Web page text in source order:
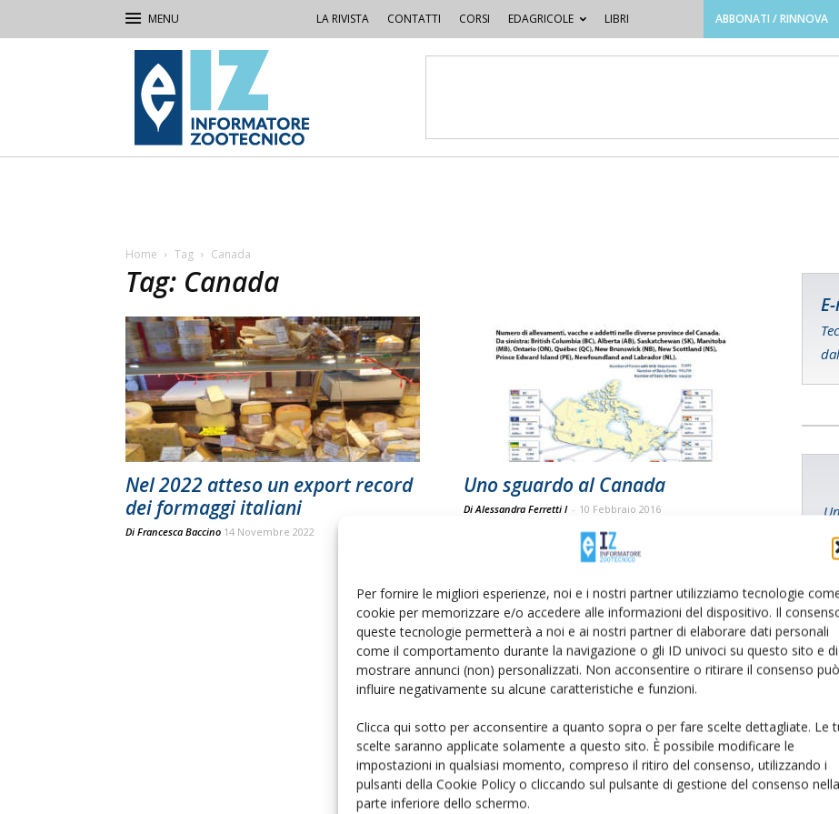
Per fornire le migliori esperienze, noi e i nostri partner utilizziamo tecnologie
cookie per memorizzare e/o accedere alle informazioni del dispositivo. Il
queste tecnologie permetterà a noi e ai nostri partner di elaborare dati personali
come il comportamento durante la navigazione o gli ID univoci su questo sito e di
mostrare annunci (non) personalizzati. Non acconsentire o ritirare il consenso può
influire negativamente su alcune caratteristiche e funzioni.
Clicca qui sotto per acconsentire a quanto sopra o per fare scelte dettagliate. Le
scelte saranno applicate solamente a questo sito. È possibile modificare le
impostazioni in qualsiasi momento, compreso il ritiro del consenso, utilizzando i
pulsanti della Cookie Policy o cliccando sul pulsante di gestione del consenso nella
parte inferiore dello schermo.
LA RIVISTA CONTATTI CORSI EDAGRICOLE LIBRI ABBONATI / RINNOVA
IZ
Informatore
Zootecnico
Home Tag Canada
Tag: Canada
Nel 2022 atteso un export record
dei formaggi italiani
Di Francesca Baccino 14 Novembre 2022
Uno sguardo al Canada
Di Alessandra Ferretti l - 10 Febbraio 2016